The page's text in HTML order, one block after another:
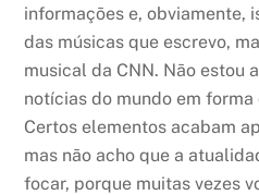
informações e, obviamente,
das músicas que escrevo,
musical da CNN. Não estou
notícias do mundo em forma
Certos elementos acabam
mas não acho que a
focar, porque muitas vezes